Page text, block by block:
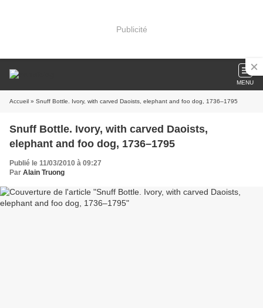
Publicité
MENU
Accueil » Snuff Bottle. Ivory, with carved Daoists, elephant and foo dog, 1736–1795
Snuff Bottle. Ivory, with carved Daoists,
elephant and foo dog, 1736–1795
Publié le 11/03/2010 à 09:27
Par Alain Truong